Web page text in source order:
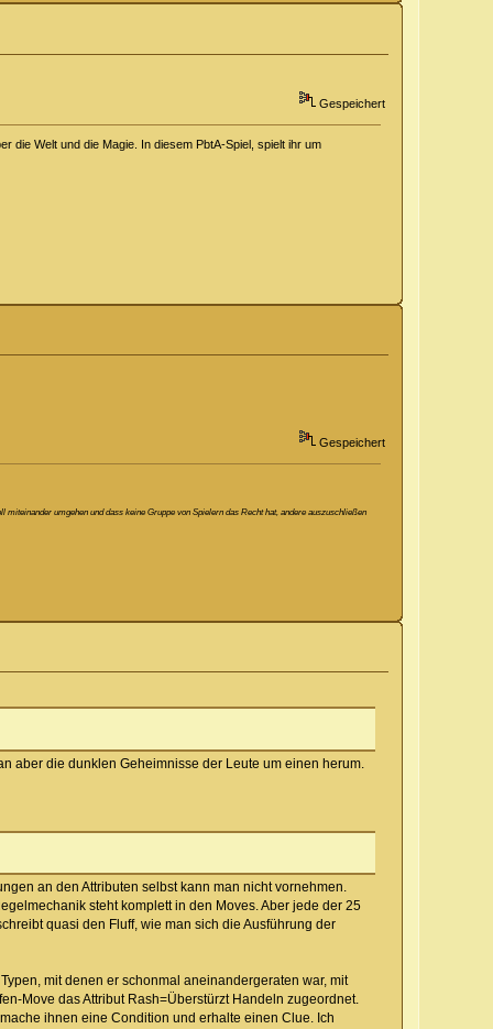
Gespeichert
die Welt und die Magie. In diesem PbtA-Spiel, spielt ihr um
Gespeichert
umgehen und dass keine Gruppe von Spielern das Recht hat, andere auszuschließen
aber die dunklen Geheimnisse der Leute um einen herum.
an den Attributen selbst kann man nicht vornehmen.
steht komplett in den Moves. Aber jede der 25
quasi den Fluff, wie man sich die Ausführung der
mit denen er schonmal aneinandergeraten war, mit
Move das Attribut Rash=Überstürzt Handeln zugeordnet.
ihnen eine Condition und erhalte einen Clue. Ich